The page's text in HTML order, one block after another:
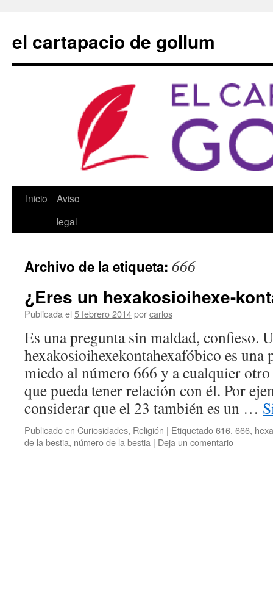
contenido
el cartapacio de gollum
Inicio
Aviso
legal
Archivo de la etiqueta: 666
¿Eres un hexakosioihexe-
Publicada el 5 febrero 2014porcarlos
Es una pregunta sin maldad, confieso.
hexakosioihexekontahexafóbico es una
miedo al número 666 y a cualquier
que pueda tener relación con él. Por
considerar que el 23 también es un …
Publicado en Curiosidades, Religión | Etiquetado616, 666,
de la bestia, número de la bestia | Deja un comentario